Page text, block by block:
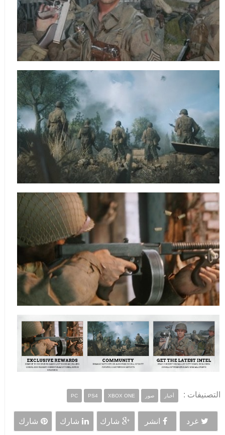
التصنيفات : أخبار صور PC PS4 XBOX ONE
غرد انشر شارك شارك شارك